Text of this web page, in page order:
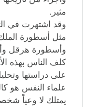
مثير.
وقد اشتهرت في
مثل أسطورة
وأسطورة هرقل
كلف الناس بهذه
على دراستها
علماء النفس هو
يمتلك لا وعياً